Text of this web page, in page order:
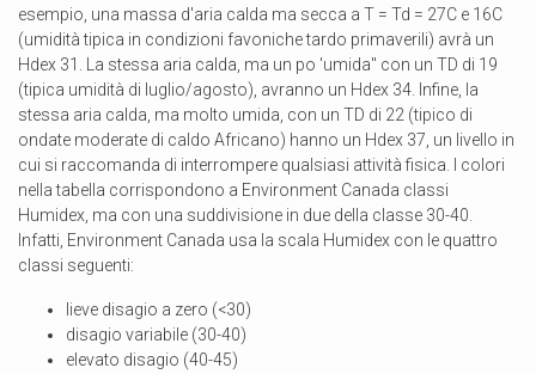
esempio, una massa d'aria calda ma secca a T = Td = 27C e 16C
(umidità tipica in condizioni favoniche tardo primaverili) avrà un
Hdex 31. La stessa aria calda, ma un po 'umida" con un TD di 19
(tipica umidità di luglio/agosto), avranno un Hdex 34. Infine, la
stessa aria calda, ma molto umida, con un TD di 22 (tipico di
ondate moderate di caldo Africano) hanno un Hdex 37, un livello in
cui si raccomanda di interrompere qualsiasi attività fisica. I colori
nella tabella corrispondono a Environment Canada classi
Humidex, ma con una suddivisione in due della classe 30-40.
Infatti, Environment Canada usa la scala Humidex con le quattro
classi seguenti:
lieve disagio a zero (<30)
disagio variabile (30-40)
elevato disagio (40-45)